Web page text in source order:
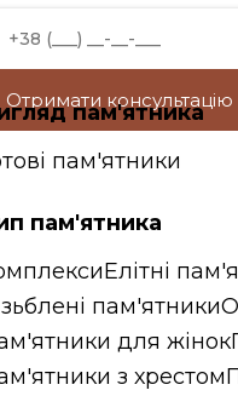
Отримати консультацію
пам'ятника
пам'ятники
пам'ятника
Елітні
пам'ятники
для жінок
з хрестом